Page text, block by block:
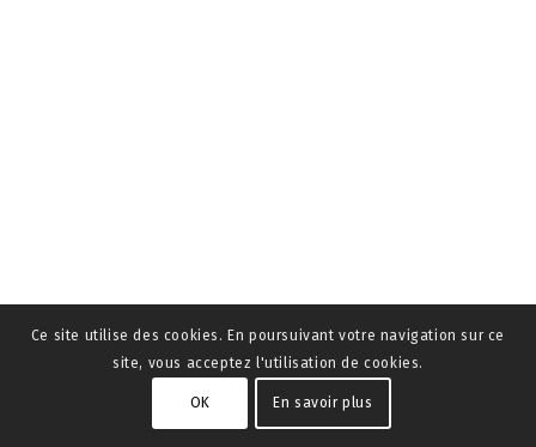
Ce site utilise des cookies. En poursuivant votre navigation sur ce
site, vous acceptez l'utilisation de cookies.
OK En savoir plus